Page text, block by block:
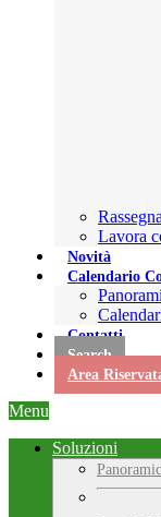
Lavora
Novità
Calendario
Contatti
Search
Area
Menu
Soluzioni